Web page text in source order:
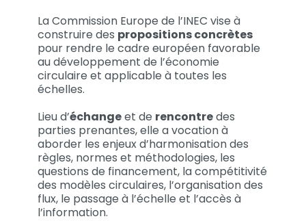
La Commission Europe de l’INEC vise à
construire des propositions concrètes
pour rendre le cadre européen favorable
au développement de l’économie
circulaire et applicable à toutes les
échelles.
Lieu d’échangeet de rencontredes
parties prenantes, elle a vocation à
aborder les enjeux d’harmonisation des
règles, normes et méthodologies, les
questions de financement, la compétitivité
des modèles circulaires, l’organisation des
flux, le passage à l’échelle et l’accès à
l’information.